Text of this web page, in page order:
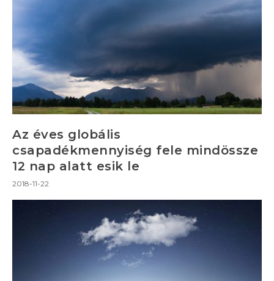
Az éves globális
csapadékmennyiség fele mindössze
12 nap alatt esik le
2018-11-22